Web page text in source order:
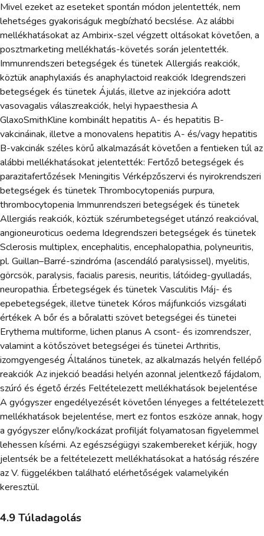
Mivel ezeket az eseteket spontán módon jelentették, nem
lehetséges gyakoriságuk megbízható becslése. Az alábbi
mellékhatásokat az Ambirix-szel végzett oltásokat követően, a
posztmarketing mellékhatás-követés során jelentették.
Immunrendszeri betegségek és tünetek Allergiás reakciók,
köztük anaphylaxiás és anaphylactoid reakciók Idegrendszeri
betegségek és tünetek Ájulás, illetve az injekcióra adott
vasovagalis válaszreakciók, helyi hypaesthesia A
GlaxoSmithKline kombinált hepatitis A- és hepatitis B-
vakcináinak, illetve a monovalens hepatitis A- és/vagy hepatitis
B-vakcinák széles körű alkalmazását követően a fentieken túl az
alábbi mellékhatásokat jelentették: Fertőző betegségek és
parazitafertőzések Meningitis Vérképzőszervi és nyirokrendszeri
betegségek és tünetek Thrombocytopeniás purpura,
thrombocytopenia Immunrendszeri betegségek és tünetek
Allergiás reakciók, köztük szérumbetegséget utánzó reakcióval,
angioneuroticus oedema Idegrendszeri betegségek és tünetek
Sclerosis multiplex, encephalitis, encephalopathia, polyneuritis,
pl. Guillan–Barré-szindróma (ascendáló paralysissel), myelitis,
görcsök, paralysis, facialis paresis, neuritis, látóideg-gyulladás,
neuropathia. Érbetegségek és tünetek Vasculitis Máj- és
epebetegségek, illetve tünetek Kóros májfunkciós vizsgálati
értékek A bőr és a bőralatti szövet betegségei és tünetei
Erythema multiforme, lichen planus A csont- és izomrendszer,
valamint a kötőszövet betegségei és tünetei Arthritis,
izomgyengeség Általános tünetek, az alkalmazás helyén fellépő
reakciók Az injekció beadási helyén azonnal jelentkező fájdalom,
szúró és égető érzés Feltételezett mellékhatások bejelentése
A gyógyszer engedélyezését követően lényeges a feltételezett
mellékhatások bejelentése, mert ez fontos eszköze annak, hogy
a gyógyszer előny/kockázat profilját folyamatosan figyelemmel
lehessen kísérni. Az egészségügyi szakembereket kérjük, hogy
jelentsék be a feltételezett mellékhatásokat a hatóság részére
az V. függelékben található elérhetőségek valamelyikén
keresztül.
4.9 Túladagolás